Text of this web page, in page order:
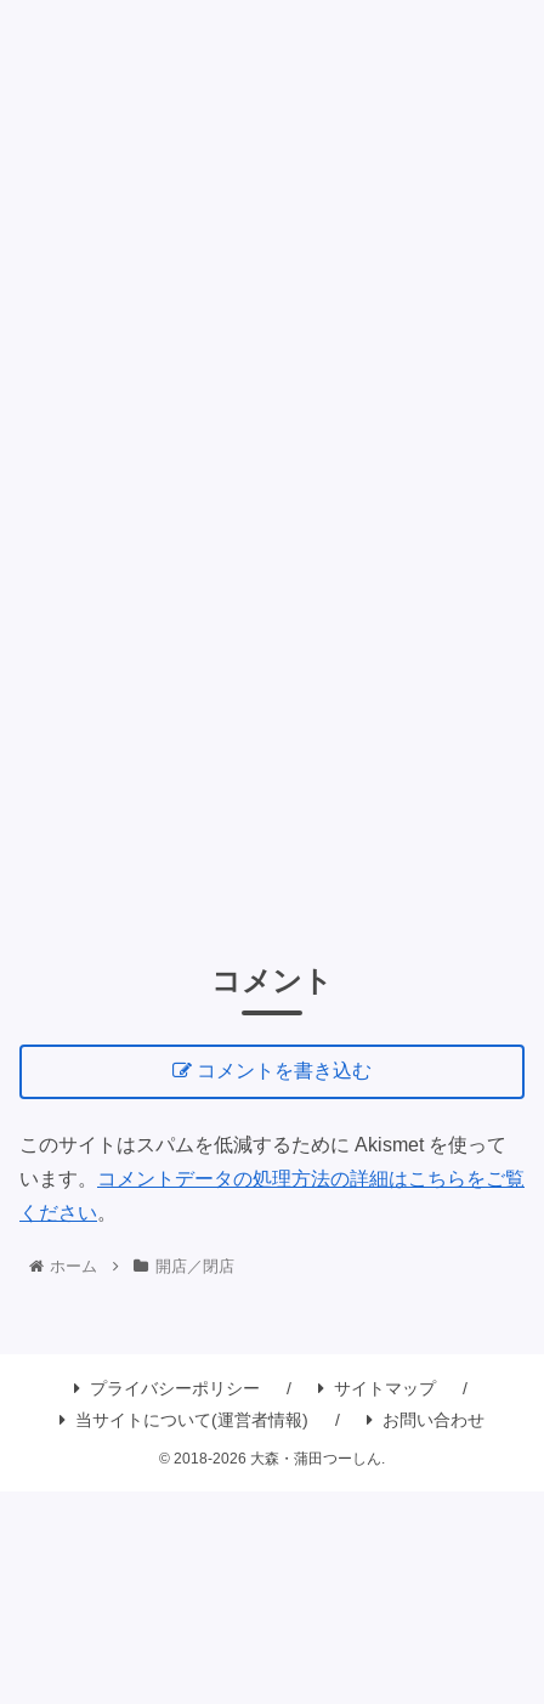
コメント
コメントを書き込む
このサイトはスパムを低減するために Akismet を使って
います。
コメントデータの処理方法の詳細はこちらをご覧
ください。
ホーム 開店／閉店
プライバシーポリシー
サイトマップ
当サイトについて(運営者情報)
お問い合わせ
© 2018-2026 大森・蒲田つーしん.